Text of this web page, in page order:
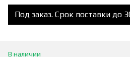
Под заказ. Срок поставки до
В наличии